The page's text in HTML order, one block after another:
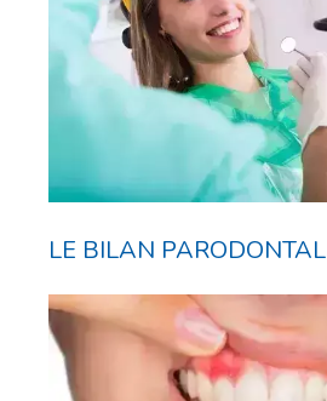
LE BILAN PARODONTAL